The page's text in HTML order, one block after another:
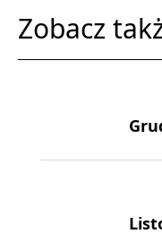
Zobacz